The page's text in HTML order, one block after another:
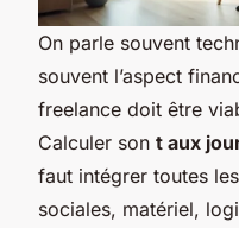
On parle souvent
souvent l’aspect
freelance doit être
Calculer son t aux
faut intégrer toutes
sociales, matériel,